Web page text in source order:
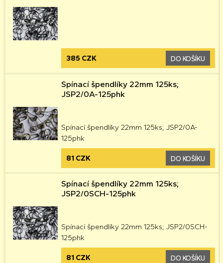
385 CZK DO KOŠÍKU
Spínací špendlíky 22mm 125ks;
JSP2/0A-125phk
Spínací špendlíky 22mm 125ks; JSP2/0A-
125phk
81 CZK DO KOŠÍKU
Spínací špendlíky 22mm 125ks;
JSP2/0SCH-125phk
Spínací špendlíky 22mm 125ks; JSP2/0SCH-
125phk
81 CZK DO KOŠÍKU